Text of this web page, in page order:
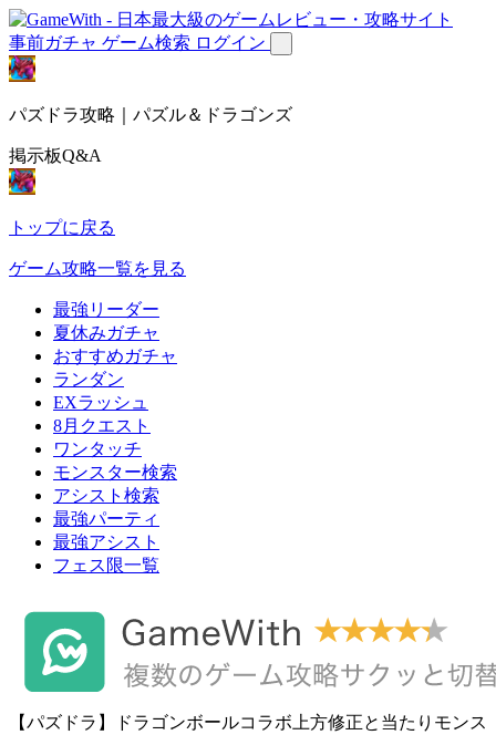
事前ガチャ ゲーム検索 ログイン
パズドラ攻略｜パズル＆ドラゴンズ
掲示板Q&A
トップに戻る
ゲーム攻略一覧を見る
最強リーダー
夏休みガチャ
おすすめガチャ
ランダン
EXラッシュ
8月クエスト
ワンタッチ
モンスター検索
アシスト検索
最強パーティ
最強アシスト
フェス限一覧
【パズドラ】ドラゴンボールコラボ上方修正と当たりモンス